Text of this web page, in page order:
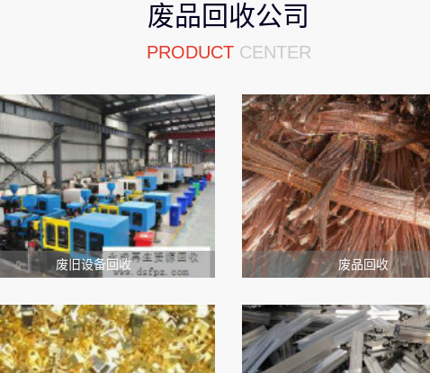
废品回收公司
PRODUCTCENTER
废旧设备回收 废品回收